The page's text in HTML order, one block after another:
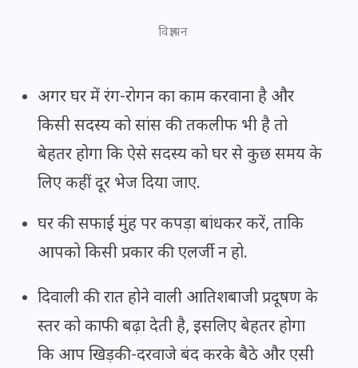
विज्ञापन
अगर घर में रंग-रोगन का काम करवाना है और
किसी सदस्य को सांस की तकलीफ भी है तो
बेहतर होगा कि ऐसे सदस्य को घर से कुछ समय के
लिए कहीं दूर भेज दिया जाए.
घर की सफाई मुंह पर कपड़ा बांधकर करें, ताकि
आपको किसी प्रकार की एलर्जी न हो.
दिवाली की रात होने वाली आतिशबाजी प्रदूषण के
स्तर को काफी बढ़ा देती है, इसलिए बेहतर होगा
कि आप खिड़की-दरवाजे बंद करके बैठे और एसी